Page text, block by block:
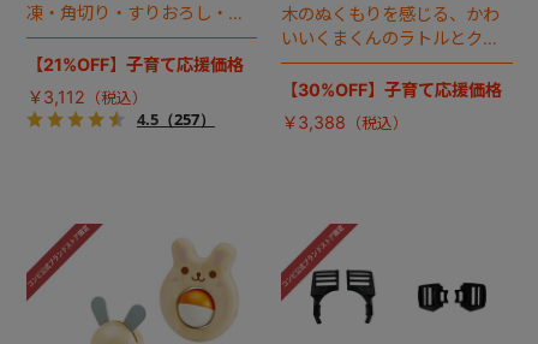
凍・角切り・すりおろし・裏
ごしなど、赤ちゃんの成長に
合わせた離乳食づくりがこれ
付き。
【21%OFF】子育て応援価格
￥3,112
4.5（257）
木のぬくもりを感じる、かわ
いいくまくんのラトルとクル
マのお得なセット。
【30%OFF】子育て応援価格
￥3,388